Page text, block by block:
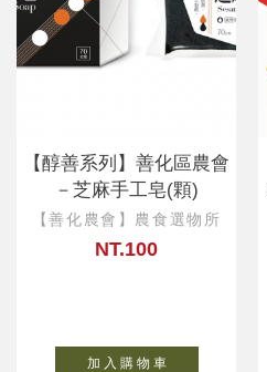
【醇善系列】善化區農會
－芝麻手工皂(顆)
【善化農會】農食選物所
NT.100
加 入 購 物 車